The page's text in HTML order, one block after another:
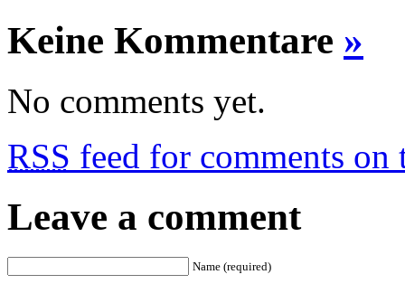
Keine Kommentare »
No comments yet.
RSS feed for comments on
Leave a comment
Name (required)